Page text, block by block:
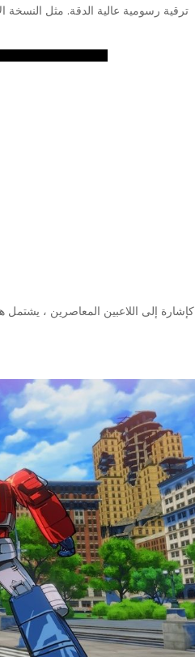
ترقية رسومية عالية الدقة. مثل
كإشارة إلى اللاعبين المعاصرين ،